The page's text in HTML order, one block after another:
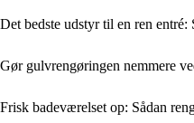
Det bedste udstyr til en ren entré:
Gør gulvrengøringen nemmere
Frisk badeværelset op: Sådan